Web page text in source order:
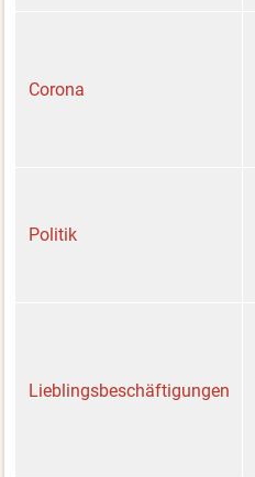
Corona
Politik
Lieblingsbeschäftigungen